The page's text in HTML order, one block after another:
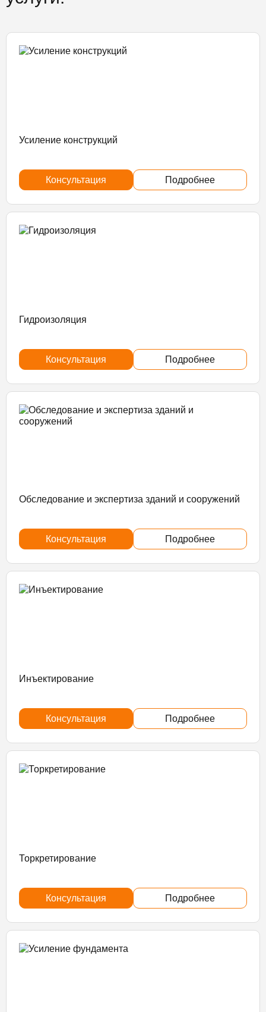
Усиление конструкций
Консультация Подробнее
Гидроизоляция
Консультация Подробнее
Обследование и экспертиза зданий и сооружений
Консультация Подробнее
Инъектирование
Консультация Подробнее
Торкретирование
Консультация Подробнее